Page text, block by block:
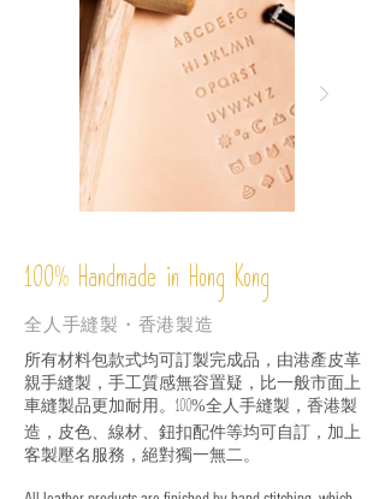
100% Handmade in Hong Kong
全人手縫製・香港製造
所有材料包款式均可訂製完成品，由港產皮革
親手縫製，手工質感無容置疑，比一般市面上
車縫製品更加耐用。 100%全人手縫製，香港製
造，皮色、線材、鈕扣配件等均可自訂，加上
客製壓名服務，絕對獨一無二。